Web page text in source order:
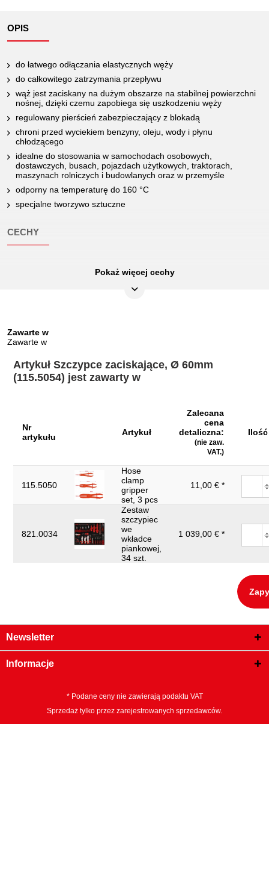
OPIS
do łatwego odłączania elastycznych węży
do całkowitego zatrzymania przepływu
wąż jest zaciskany na dużym obszarze na stabilnej powierzchni
nośnej, dzięki czemu zapobiega się uszkodzeniu węży
regulowany pierścień zabezpieczający z blokadą
chroni przed wyciekiem benzyny, oleju, wody i płynu
chłodzącego
idealne do stosowania w samochodach osobowych,
dostawczych, busach, pojazdach użytkowych, traktorach,
maszynach rolniczych i budowlanych oraz w przemyśle
odporny na temperaturę do 160 °C
specjalne tworzywo sztuczne
CECHY
Atrybuty funkcjonalne 1: blokowany
Jednostka opakowaniowa:
Szerokość opakowania mm:
Średnica zewnętrzna węża mm: 60,0
Pokaż więcej cechy
Zawarte w
Zawarte w
Artykuł Szczypce zaciskające, Ø 60mm
(115.5054) jest zawarty w
Nr
artykułu
Artykuł
Zalecana
cena
detaliczna:
(nie zaw.
VAT.)
Ilość
115.5050
Hose
clamp
gripper
set, 3 pcs
11,00 € *
821.0034
Zestaw
szczypiec
we
wkładce
piankowej,
34 szt.
1 039,00 € *
Newsletter
Informacje
* Podane ceny nie zawierają podaktu VAT
Sprzedaż tylko przez zarejestrowanych sprzedawców.